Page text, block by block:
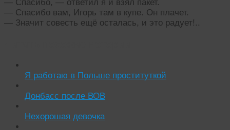
— Спасибо, — ответил я и взял пакет.
— Спасибо вам, Игорь там в купе. Он плачет.
— Значит совесть ещё осталась, и это радует!..
Я работаю в Польше проституткой
Донбасс после ВОВ
Нехорошая девочка